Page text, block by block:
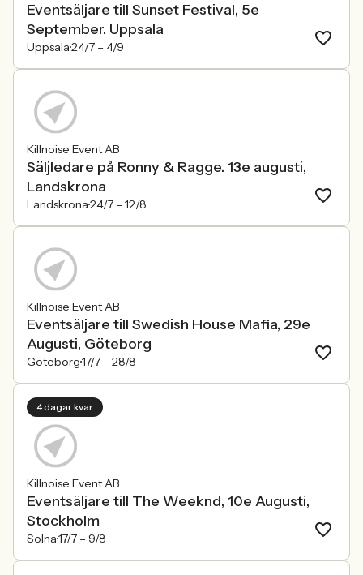
Eventsäljare till Sunset Festival, 5e
September. Uppsala
Uppsala24/7 – 4/9
Killnoise Event AB
Säljledare på Ronny & Ragge. 13e augusti,
Landskrona
Landskrona24/7 – 12/8
Killnoise Event AB
Eventsäljare till Swedish House Mafia, 29e
Augusti, Göteborg
Göteborg17/7 – 28/8
4 dagar kvar
Killnoise Event AB
Eventsäljare till The Weeknd, 10e Augusti,
Stockholm
Solna17/7 – 9/8